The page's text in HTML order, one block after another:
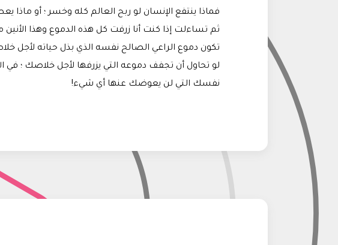
فماذا ينتفع الإنسان لو ربح العالم كله وخسر ؛ أو ماذا
ثم تساءلت إذا كنت أنا زرفت كل هذه الدموع وهذا
تكون دموع الراعي الصالح نفسه الذي بذل حياته لأجل
لو تحاول أن تجفف دموعه التي يزرفها لأجل خلاصك ؛ في
نفسك التي لن يعوضك عنها أي شيء!